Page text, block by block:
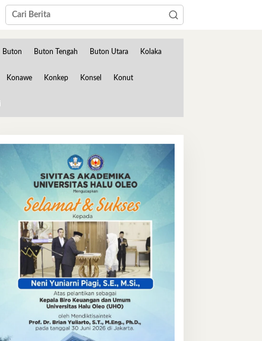
Buton Buton Tengah Buton Utara Kolaka
Konawe Konkep Konsel Konut